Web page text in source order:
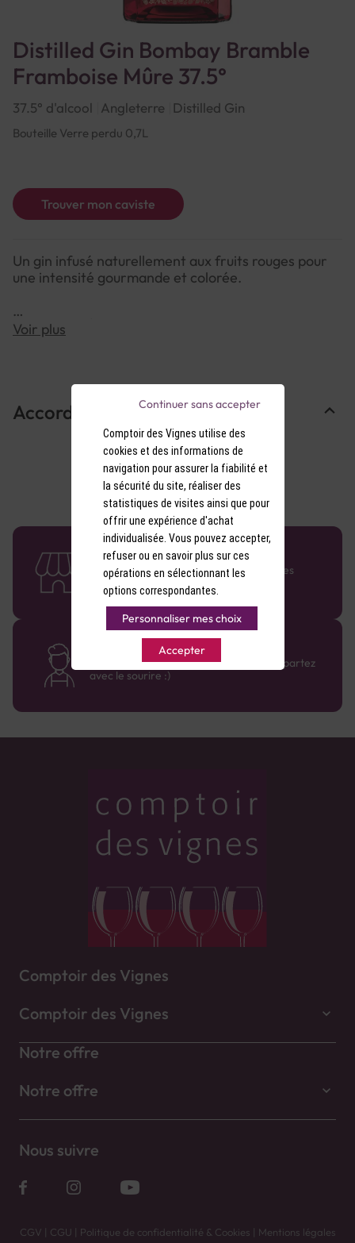
Distilled Gin Bombay Bramble
Framboise Mûre 37.5°
37.5° d'alcool Angleterre Distilled Gin
Bouteille Verre perdu 0,7L
Trouver mon caviste
Un gin infusé naturellement aux fruits rouges pour
une intensité gourmande et colorée.
NOTE DE DÉGUSTATION :
Saveurs : Bouche fruitée, légèrement acidulée, sur
une base sèche et équilibrée de gin.
Voir plus
Accords Mets & Vins
58 caves en France
Retrouvez le réseau Comptoir des Vignes
partout en France !
Des cavistes à votre écoute
Bénéficiez de conseils sur-mesure et repartez
avec le sourire :)
Comptoir des Vignes
Comptoir des Vignes
Notre offre
Notre offre
Nous suivre
CGV | CGU | Politique de confidentialité & Cookies | Mentions légales
Comptoir des Vignes utilise des
cookies et des informations de
navigation pour assurer la fiabilité et
la sécurité du site, réaliser des
statistiques de visites ainsi que pour
offrir une expérience d'achat
individualisée. Vous pouvez accepter,
refuser ou en savoir plus sur ces
opérations en sélectionnant les
options correspondantes.
Personnaliser mes choix
Accepter
Continuer sans accepter